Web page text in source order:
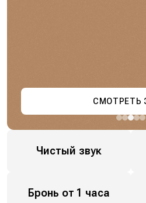
СМОТРЕТЬ
Чистый звук
Бронь от 1 часа